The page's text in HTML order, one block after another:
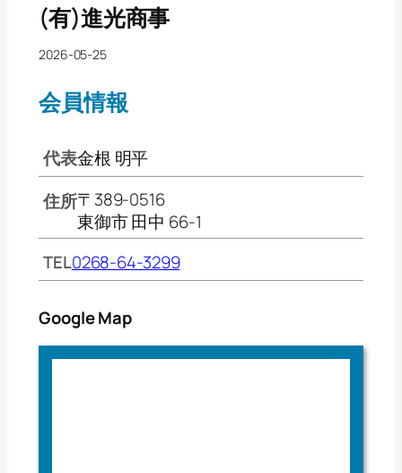
(有)進光商事
2026-05-25
会員情報
代表金根 明平
住所〒389-0516
東御市 田中 66-1
TEL0268-64-3299
Google Map